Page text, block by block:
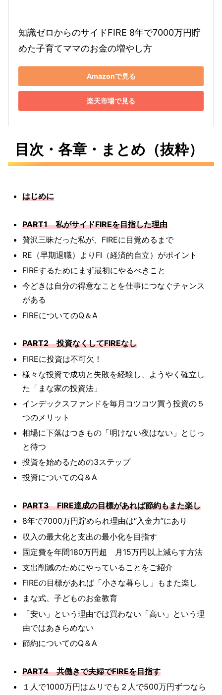
知識ゼロからのサイドFIRE 8年で7000万円貯
めた子育てママのお金の増やし方
Amazonで見る
楽天市場で見る
目次・各章・まとめ（抜粋）
はじめに
PART1 私がサイドFIREを目指した理由
贅沢三昧だった私が、FIREに目覚めるまで
RE（早期退職）よりFI（経済的自立）がポイント
FIREするためにまず最初にやるべきこと
今どきは自分の得意なことを仕事につなぐチャンス
がある
FIREについてのQ＆A
PART2 投資なくしてFIREなし
FIREに投資は不可欠！
様々な投資で成功と失敗を経験し、ようやく確立し
た「まな家の投資法」
インデックスファンドを毎月コツコツ買う投資の５
つのメリット
相場に下落はつきもの「明けない夜はない」とじっ
と待つ
投資を始めるための3ステップ
投資についてのQ＆A
PART3 FIRE達成の目標があれば節約もまた楽し
8年で7000万円貯められ理由は“入金力”にあり
収入の最大化と支出の最小化を目指す
固定費を年間180万円超 月15万円以上減らす方法
支出削減のためにやっていることをご紹介
FIREの目標があれば「小さな暮らし」もまた楽し
まな式、子どものお金教育
「安い」という理由では買わない「高い」という理
由ではあきらめない
節約についてのQ＆A
PART4 共働きで夫婦でFIREを目指す
１人で1000万円はムリでも２人で500万円ずつなら